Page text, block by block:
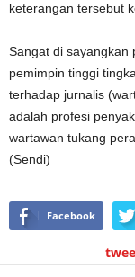
keterangan tersebut
Sangat di sayangkan
pemimpin tinggi
terhadap jurnalis
adalah profesi
wartawan tukang
(Sendi)
Facebook